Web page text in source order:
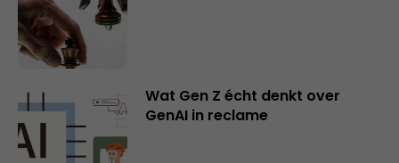
Wat Gen Z écht denkt over
GenAI in reclame